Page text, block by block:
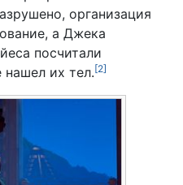
организация
а Джека
посчитали
нашел их тел.[2]